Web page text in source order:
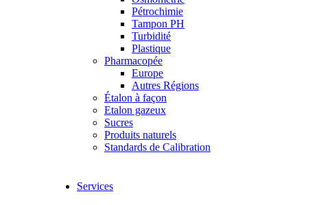
Pétrochimie
Tampon PH
Turbidité
Plastique
Pharmacopée
Europe
Autres Régions
Étalon à façon
Etalon gazeux
Sucres
Produits naturels
Standards de Calibration
Services